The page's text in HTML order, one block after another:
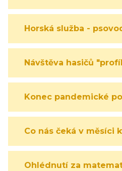
Horská služba -
Návštěva hasičů
Konec pandemické
Co nás čeká v měsíci
Ohlédnutí za